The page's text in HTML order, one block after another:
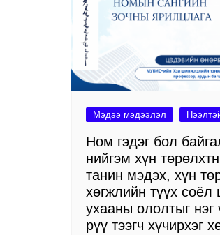
Мэдээ мэдээлэл
Ном гэдэг бол
нийгэм хүн
танин мэдэх, хүн
хөгжлийн түүх
ухааны ололтыг нэг
рүү тээгч хүчирхэг